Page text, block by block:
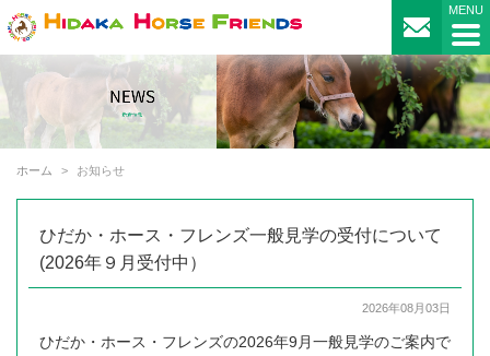
ホーム お知らせ
ひだか・ホース・フレンズ一般見学の受付について
(2026年９月受付中）
2026年08月03日
ひだか・ホース・フレンズの2026年9月一般見学のご案内で